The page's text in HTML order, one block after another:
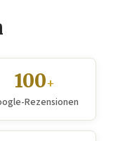
100+
Rezensionen